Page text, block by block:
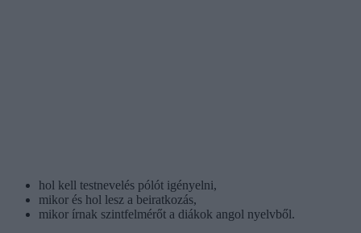
hol kell testnevelés pólót igényelni,
mikor és hol lesz a beiratkozás,
mikor írnak szintfelmérőt a diákok angol nyelvből.